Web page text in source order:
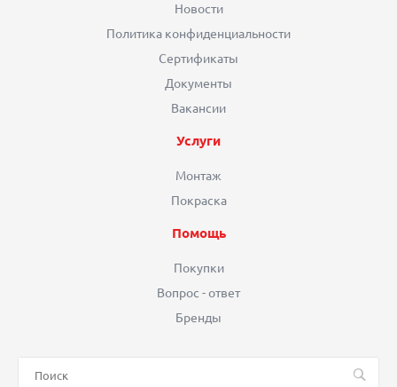
Новости
Политика конфиденциальности
Сертификаты
Документы
Вакансии
Услуги
Монтаж
Покраска
Помощь
Покупки
Вопрос - ответ
Бренды